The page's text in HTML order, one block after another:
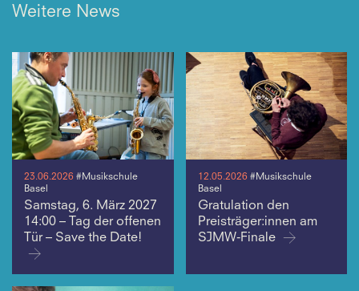
Weitere News
23.06.2026 #Musikschule
Basel
Samstag, 6. März 2027
14:00 – Tag der offenen
Tür – Save the Date!
12.05.2026 #Musikschule
Basel
Gratulation den
Preisträger:innen am
SJMW-Finale